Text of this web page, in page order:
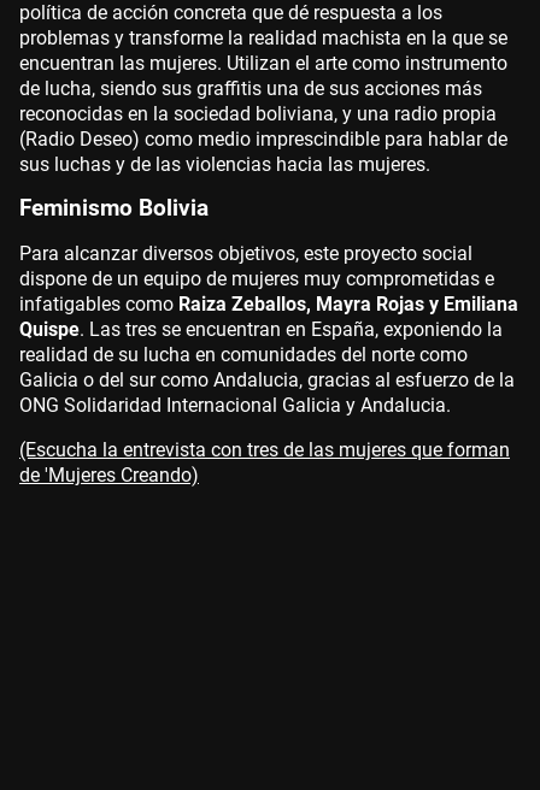
política de acción concreta que dé respuesta a los
problemas y transforme la realidad machista en la que se
encuentran las mujeres. Utilizan el arte como instrumento
de lucha, siendo sus graffitis una de sus acciones más
reconocidas en la sociedad boliviana, y una radio propia
(Radio Deseo) como medio imprescindible para hablar de
sus luchas y de las violencias hacia las mujeres.
Feminismo Bolivia
Para alcanzar diversos objetivos, este proyecto social
dispone de un equipo de mujeres muy comprometidas e
infatigables como Raiza Zeballos, Mayra Rojas y Emiliana
Quispe. Las tres se encuentran en España, exponiendo la
realidad de su lucha en comunidades del norte como
Galicia o del sur como Andalucia, gracias al esfuerzo de la
ONG Solidaridad Internacional Galicia y Andalucia.
(Escucha la entrevista con tres de las mujeres que forman
de 'Mujeres Creando)